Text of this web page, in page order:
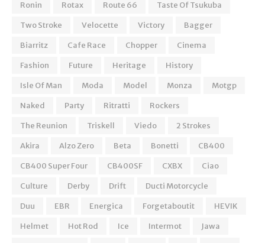
Ronin
Rotax Route 66
Taste Of Tsukuba
Two Stroke
Velocette Victory
Bagger
Biarritz
Cafe Race Chopper
Cinema
Fashion
Future Heritage
History
Isle Of Man
Moda Model Monza
Motgp
Naked
Party Ritratti
Rockers
The Reunion
Triskell Viedo
2 Strokes
Akira
Alzo Zero Beta Bonetti
CB400
CB400 Super Four
CB400SF CXBX
Ciao
Culture
Derby Drift
Ducti Motorcycle
Duu
EBR Energica Forgetaboutit
HEVIK
Helmet
Hot Rod Ice Intermot
Jawa